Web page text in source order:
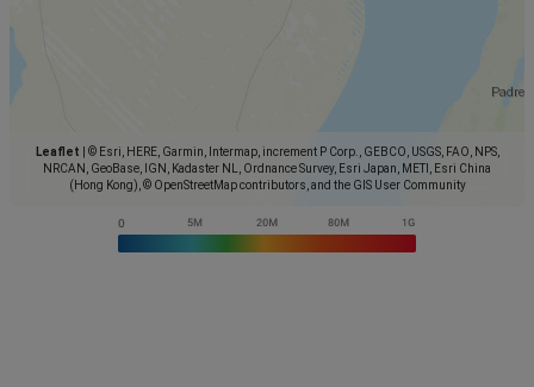
Leaflet
© Esri, HERE, Garmin, Intermap, increment P Corp., GEBCO, USGS, FAO, NPS,
NRCAN, GeoBase, IGN, Kadaster NL, Ordnance Survey, Esri Japan, METI, Esri China
(Hong Kong), © OpenStreetMap contributors, and the GIS User Community